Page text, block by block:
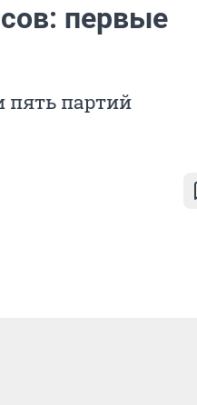
первые
пять партий